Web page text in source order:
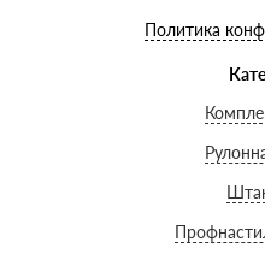
Политика